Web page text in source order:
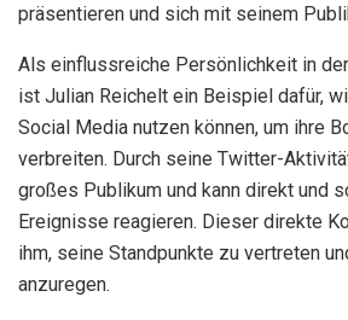
präsentieren und sich mit seinem
Als einflussreiche Persönlichkeit in
ist Julian Reichelt ein Beispiel dafür,
Social Media nutzen können, um ihre
verbreiten. Durch seine Twitter-
großes Publikum und kann direkt und
Ereignisse reagieren. Dieser direkte
ihm, seine Standpunkte zu vertreten
anzuregen.